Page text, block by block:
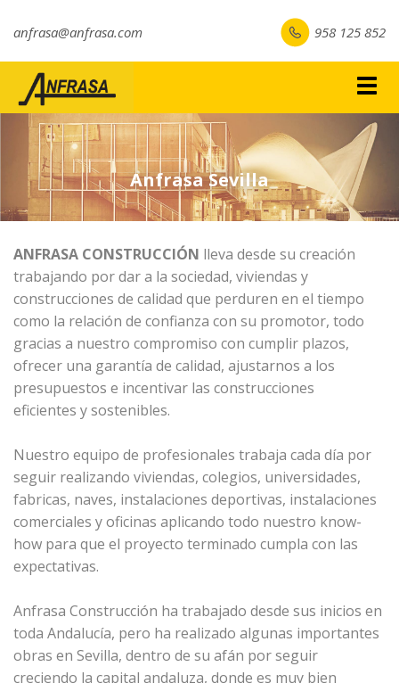
anfrasa@anfrasa.com 958 125 852
Anfrasa Sevilla
ANFRASA CONSTRUCCIÓN lleva desde su creación
trabajando por dar a la sociedad, viviendas y
construcciones de calidad que perduren en el tiempo
como la relación de confianza con su promotor, todo
gracias a nuestro compromiso con cumplir plazos,
ofrecer una garantía de calidad, ajustarnos a los
presupuestos e incentivar las construcciones
eficientes y sostenibles.
Nuestro equipo de profesionales trabaja cada día por
seguir realizando viviendas, colegios, universidades,
fabricas, naves, instalaciones deportivas, instalaciones
comerciales y oficinas aplicando todo nuestro know-
how para que el proyecto terminado cumpla con las
expectativas.
Anfrasa Construcción ha trabajado desde sus inicios en
toda Andalucía, pero ha realizado algunas importantes
obras en Sevilla, dentro de su afán por seguir
creciendo la capital andaluza, donde es muy bien